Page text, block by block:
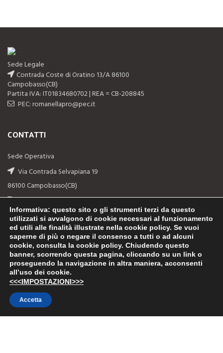
Sede Legale
Contrada Coste di Oratino 13/A 86100
Campobasso(CB)
Partita IVA: IT01834680702 | REA = CB-208845
PEC: romanellapro@pec.it
CONTATTI
Sede Operativa
Via Contrada Selvapiana 19
86100 Campobasso(CB)
Telefono: (+39) 0874-311044
Email: info@romanellapro.com
LINK UTILI
FAQs
Privacy Policy
Termini e condizioni di vendita
Diritto di recesso
Informativa: questo sito o gli strumenti terzi da questo
utilizzati si avvalgono di cookie necessari al funzionamento
ed utili alle finalità illustrate nella cookie policy. Se vuoi
saperne di più o negare il consenso a tutti o ad alcuni
cookie, consulta la cookie policy. Chiudendo questo
banner, scorrendo questa pagina, cliccando su un link o
proseguendo la navigazione in altra maniera, acconsenti
all’uso dei cookie.
<<<IMPOSTAZIONI>>>
Accetta